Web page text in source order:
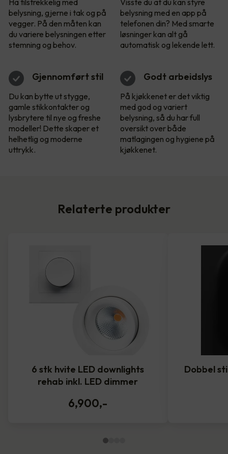
Ha tilstrekkelig med
belysning, gjerne i tak og på
vegger. På den måten kan
du variere belysningen etter
stemning og behov.
Visste du at du kan styre
belysning med en app på
telefonen din? Med smarte
løsninger kan alt gå
automatisk og lekende lett.
Gjennomført stil
Du kan bytte ut stygge,
gamle stikkontakter og
lysbrytere til nye og freshe
modeller! Dette skaper et
helhetlig og moderne
uttrykk.
Godt arbeidslys
På kjøkkenet er det viktig
med god og variert
belysning, så du har full
oversikt over både
matlagingen og hygiene på
kjøkkenet.
Relaterte produkter
6 stk hvite LED downlights
rehab inkl. LED dimmer
6,900,-
Dobbel